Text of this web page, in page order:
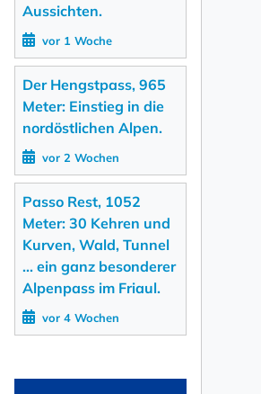
Aussichten.
vor 1 Woche
Der Hengstpass, 965
Meter: Einstieg in die
nordöstlichen Alpen.
vor 2 Wochen
Passo Rest, 1052
Meter: 30 Kehren und
Kurven, Wald, Tunnel
... ein ganz besonderer
Alpenpass im Friaul.
vor 4 Wochen